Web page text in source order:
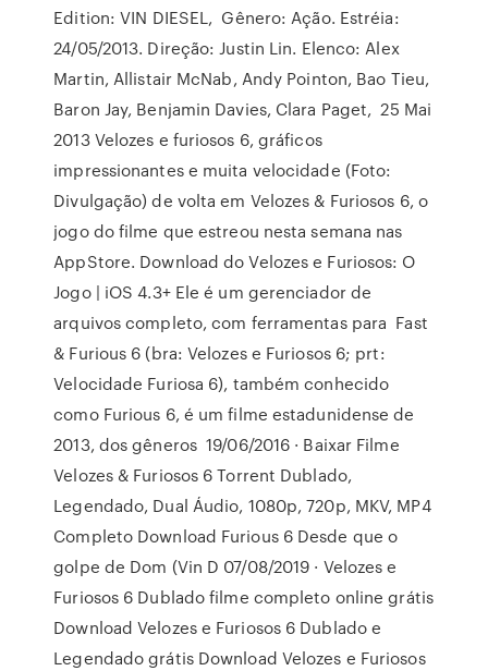
Edition: VIN DIESEL, Gênero: Ação. Estréia:
24/05/2013. Direção: Justin Lin. Elenco: Alex
Martin, Allistair McNab, Andy Pointon, Bao Tieu,
Baron Jay, Benjamin Davies, Clara Paget, 25 Mai
2013 Velozes e furiosos 6, gráficos
impressionantes e muita velocidade (Foto:
Divulgação) de volta em Velozes & Furiosos 6, o
jogo do filme que estreou nesta semana nas
AppStore. Download do Velozes e Furiosos: O
Jogo | iOS 4.3+ Ele é um gerenciador de
arquivos completo, com ferramentas para Fast
& Furious 6 (bra: Velozes e Furiosos 6; prt:
Velocidade Furiosa 6), também conhecido
como Furious 6, é um filme estadunidense de
2013, dos gêneros 19/06/2016 · Baixar Filme
Velozes & Furiosos 6 Torrent Dublado,
Legendado, Dual Áudio, 1080p, 720p, MKV, MP4
Completo Download Furious 6 Desde que o
golpe de Dom (Vin D 07/08/2019 · Velozes e
Furiosos 6 Dublado filme completo online grátis
Download Velozes e Furiosos 6 Dublado e
Legendado grátis Download Velozes e Furiosos